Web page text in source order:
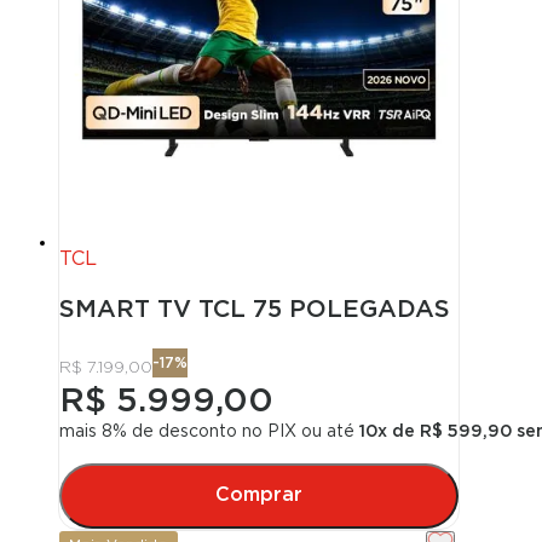
TCL
SMART TV TCL 75 POLEGADAS
R$ 7.199,00-17%
R$ 5.999,00
mais 8% de desconto no PIX ou até 10x de R$ 599,90
Comprar